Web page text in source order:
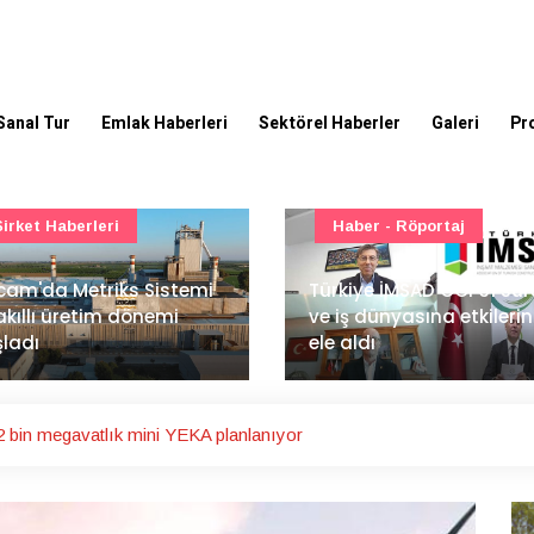
Tur Emlak Haberleri Sektörel Haberler Galeri
İMSAD COP31 süreci
dünyasına etkilerini
- Röportaj
TOKİ'den 51 şehirde 540
gayrimenkul
TOKİ - Emlak Konut GYO
bin megavatlık mini YEKA planlanıyor